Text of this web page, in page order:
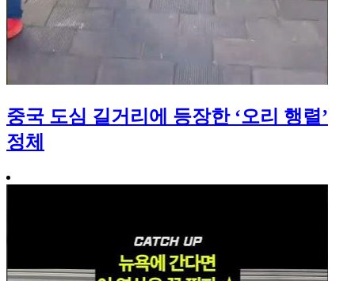
중국 도심 길거리에 등장한 ‘오리 행렬’
정체